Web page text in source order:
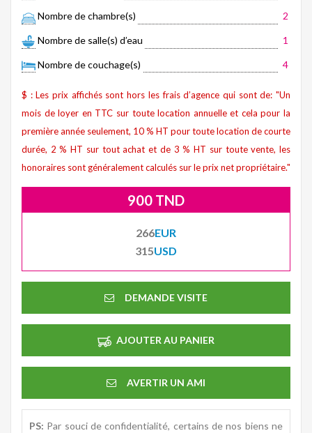
Nombre de chambre(s) 2
Nombre de salle(s) d’eau 1
Nombre de couchage(s) 4
$ : Les prix affichés sont hors les frais d’agence qui sont de: "Un
mois de loyer en TTC sur toute location annuelle et cela pour la
première année seulement, 10 % HT pour toute location de courte
durée, 2 % HT sur tout achat et de 3 % HT sur toute vente, les
honoraires sont généralement calculés sur le prix net propriétaire."
900 TND
266EUR
315USD
DEMANDE VISITE
AJOUTER AU PANIER
AVERTIR UN AMI
PS: Par souci de confidentialité, certains de nos biens ne